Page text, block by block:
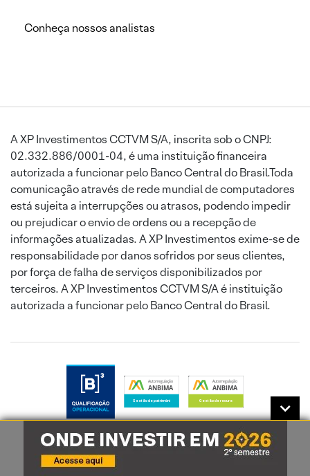
Conheça nossos analistas
A XP Investimentos CCTVM S/A, inscrita sob o CNPJ:
02.332.886/0001-04, é uma instituição financeira
autorizada a funcionar pelo Banco Central do Brasil.Toda
comunicação através de rede mundial de computadores
está sujeita a interrupções ou atrasos, podendo impedir
ou prejudicar o envio de ordens ou a recepção de
informações atualizadas. A XP Investimentos exime-se de
responsabilidade por danos sofridos por seus clientes,
por força de falha de serviços disponibilizados por
terceiros. A XP Investimentos CCTVM S/A é instituição
autorizada a funcionar pelo Banco Central do Brasil.